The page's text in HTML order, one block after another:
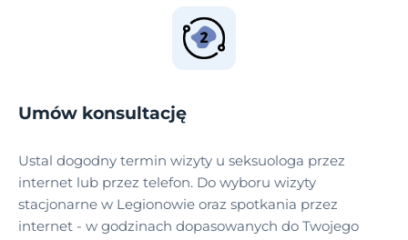
Umów konsultację
Ustal dogodny termin wizyty u seksuologa przez
internet lub przez telefon. Do wyboru wizyty
stacjonarne w Legionowie oraz spotkania przez
internet - w godzinach dopasowanych do Twojego